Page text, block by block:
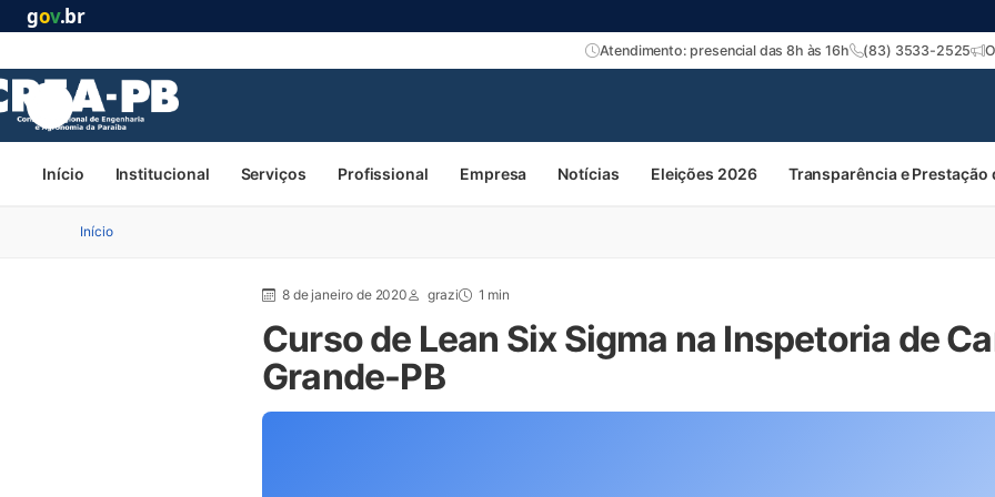
gov.br
Atendimento: presencial das 8h às 16h (83) 3533-2525
Início Institucional Serviços Profissional Empresa Notícias Eleições 2026 Transparência e Prestação
Início
8 de janeiro de 2020 grazi 1 min
Curso de Lean Six Sigma na Inspetoria de
Grande-PB